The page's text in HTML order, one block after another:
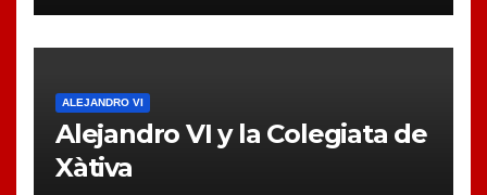
ALEJANDRO VI
Alejandro VI y la Colegiata de
Xàtiva